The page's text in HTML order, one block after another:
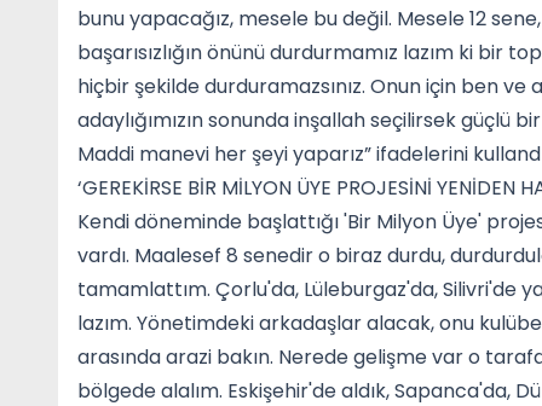
bunu yapacağız, mesele bu değil. Mesele 12
başarısızlığın önünü durdurmamız lazım ki bir
hiçbir şekilde durduramazsınız. Onun için ben
adaylığımızın sonunda inşallah seçilirsek güçlü
Maddi manevi her şeyi yaparız” ifadelerini
‘GEREKİRSE BİR MİLYON ÜYE PROJESİNİ YENİDEN
Kendi döneminde başlattığı 'Bir Milyon Üye'
vardı. Maalesef 8 senedir o biraz durdu,
tamamlattım. Çorlu'da, Lüleburgaz'da, Silivri'de
lazım. Yönetimdeki arkadaşlar alacak, onu
arasında arazi bakın. Nerede gelişme var o
bölgede alalım. Eskişehir'de aldık, Sapanca'da,